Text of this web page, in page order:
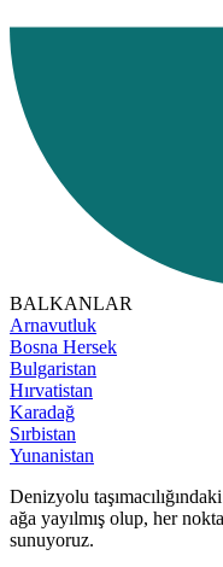
Ana Sayfa
Hizmetlerimiz
Hizmet Bölgelerimiz
Denizyolu
BALKANLAR
BALKANLAR
Arnavutluk
Bosna Hersek
Bulgaristan
Hırvatistan
Karadağ
Sırbistan
Yunanistan
Denizyolu
ağa yayılmış olup, her
sunuyoruz.